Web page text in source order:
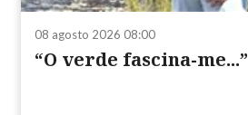
08 agosto 2026 08:00
“O verde fascina-me...”